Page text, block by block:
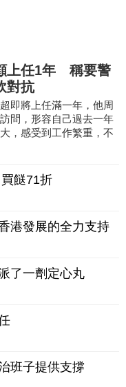
上任1年 稱要警
對抗
即將上任滿一年，他周
問，形容自己過去一年
，感受到工作繁重，不
餸71折
港發展的全力支持
了一劑定心丸
班子提供支撐